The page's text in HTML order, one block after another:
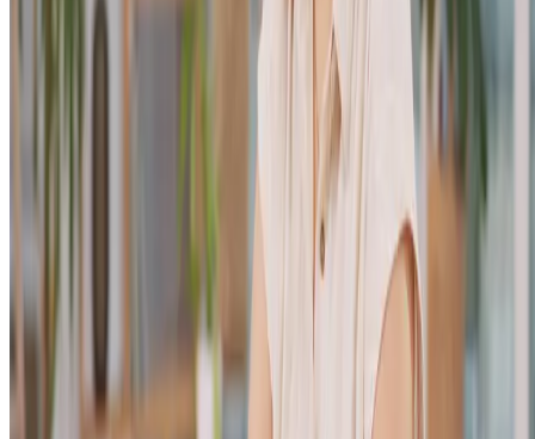
Por exemplo, se você tem uma loja de produtos artesanais, sua
pode ser alguém que valoriza itens feitos à mão e que prefere compras
sustentáveis. Ao ter essa clareza, fica mais fácil produzir anúncios que
falem diretamente com esse público, usando a linguagem, o tom e a
Utilização de dados demográficos e comportamentais
Ao conhecer seu público em detalhes, com base em informações
idade, gênero, localização e renda, você pode personalizar suas
campanhas para cada indivíduo. Inclusive, saber como seu público se
comporta em relação a compras, seus interesses e interações passadas
Por exemplo, ao perceber que a maioria dos seus clientes tem entre 25
e 35 anos e vive em grandes centros urbanos, suas campanhas podem
ser ajustadas para focar nesses perfis. Se também notar que eles
pesquisam bastante antes de comprar, uma boa estratégia é criar